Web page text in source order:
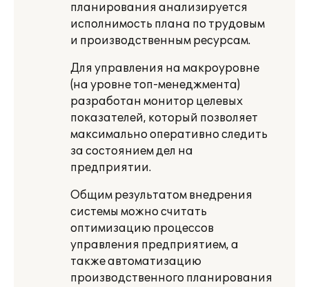
планирования анализируется
исполнимость плана по трудовым
и производственным ресурсам.
Для управления на макроуровне
(на уровне топ-менеджмента)
разработан монитор целевых
показателей, который позволяет
максимально оперативно следить
за состоянием дел на
предприятии.
Общим результатом внедрения
системы можно считать
оптимизацию процессов
управления предприятием, а
также автоматизацию
производственного планирования